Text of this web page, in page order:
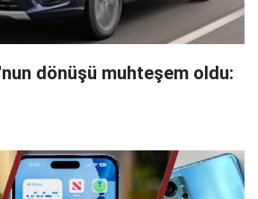
dönüşü muhteşem oldu: